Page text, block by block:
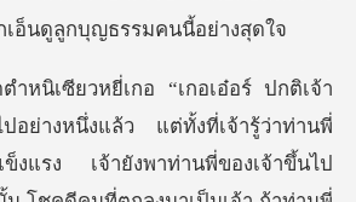
ป
แต่ทั้งที่เจ้ารู้ว่าท่านพี่
ข็งแรง เจ้ายังพาท่านพี่ของเจ้าขึ้นไป